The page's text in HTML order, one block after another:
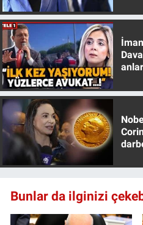
Bunlar da ilginizi